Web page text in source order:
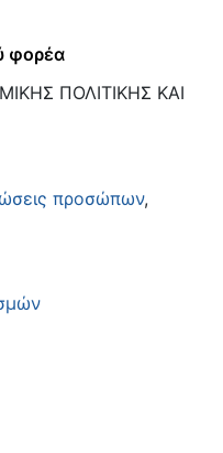
φορέα
ΠΟΛΙΤΙΚΗΣ ΚΑΙ
προσώπων,